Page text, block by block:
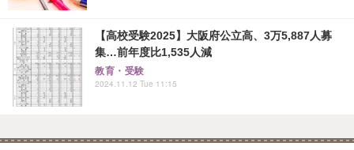
【高校受験2025】大阪府公立高、3万5,887人募
集…前年度比1,535人減
教育・受験
2024.11.12 Tue 11:15